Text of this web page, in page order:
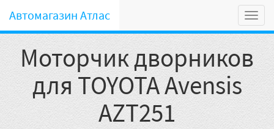
Автомагазин Атлас
Моторчик дворников
для TOYOTA Avensis
AZT251